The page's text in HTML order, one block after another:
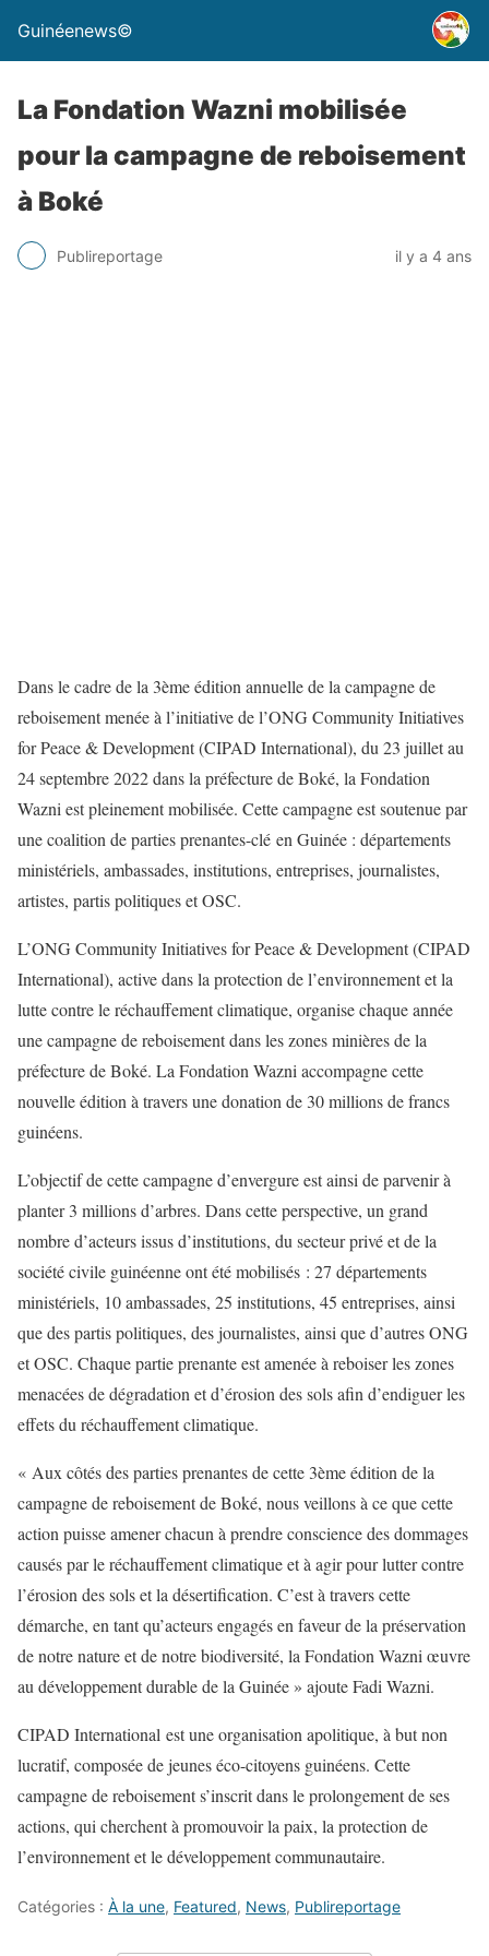
Guinéenews©
La Fondation Wazni mobilisée
pour la campagne de reboisement
à Boké
Publireportage il y a 4 ans
Dans le cadre de la 3èmeédition annuelle de la campagne de
reboisementmenée à l’initiative de l’ONG Community Initiatives
forPeace&Development(CIPAD International), du 23 juillet au
24septembre2022 dans la préfecture de Boké, la Fondation
Wazniestpleinement mobilisée. Cette campagne est soutenuepar
une coalition de parties prenantes-clé en Guinée : départements
ministériels, ambassades, institutions, entreprises, journalistes,
artistes, partis politiques et OSC.
L’ONG Community Initiatives forPeace&Development(CIPAD
International), active dans laprotection del’environnementet la
lutte contre le réchauffement climatique, organise chaque année
une campagne de reboisement dans les zones minières de la
préfecture de Boké. La Fondation Wazniaccompagne cette
nouvelle édition à travers une donation de 30 millions de francs
guinéens.
L’objectif de cette campagne d’envergure est ainsi de parvenir à
planter 3 millions d’arbres. Dans cette perspective, un grand
nombre d’acteurs issus d’institutions, du secteur privé et de la
société civile guinéenne ont été mobilisés : 27 départements
ministériels, 10 ambassades, 25 institutions, 45 entreprises, ainsi
que des partis politiques, des journalistes, ainsi que d’autres ONG
et OSC. Chaque partie prenante est amenée à reboiser les zones
menacées de dégradation et d’érosion des sols afin d’endiguer les
effets du réchauffement climatique.
« Aux côtés des parties prenantes de cette 3ème édition de la
campagne de reboisement de Boké, nous veillons à ce que cette
action puisse amener chacun à prendre conscience des dommages
causés par le réchauffement climatique et à agir pour lutter contre
l’érosion des sols et la désertification. C’est à travers cette
démarche, en tant qu’acteurs engagés en faveur de la préservation
de notre nature et de notre biodiversité, la Fondation Wazniœuvre
au développement durable de la Guinée » ajoute Fadi Wazni.
CIPAD International est une organisation apolitique, à but non
lucratif, composée de jeuneséco-citoyens guinéens. Cette
campagne de reboisement s’inscrit dans le prolongement de ses
actions, qui cherchent à promouvoir la paix, la protection de
l’environnement et le développement communautaire.
Catégories : À la une, Featured, News, Publireportage